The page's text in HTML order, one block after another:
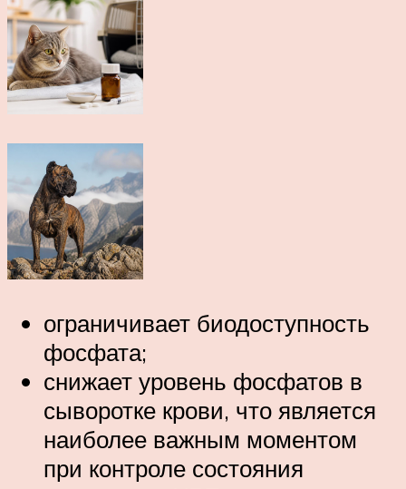
ограничивает биодоступность
фосфата;
снижает уровень фосфатов в
сыворотке крови, что является
наиболее важным моментом
при контроле состояния